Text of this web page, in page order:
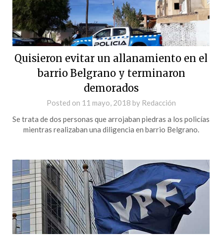
Quisieron evitar un allanamiento en el
barrio Belgrano y terminaron
demorados
Posted on 11 mayo, 2018 by Redacción
Se trata de dos personas que arrojaban piedras a los policías
mientras realizaban una diligencia en barrio Belgrano.